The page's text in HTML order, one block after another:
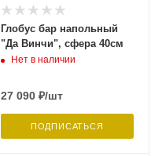
Глобус бар напольный
"Да Винчи", сфера 40см
Нет в наличии
27 090₽/шт
ПОДПИСАТЬСЯ